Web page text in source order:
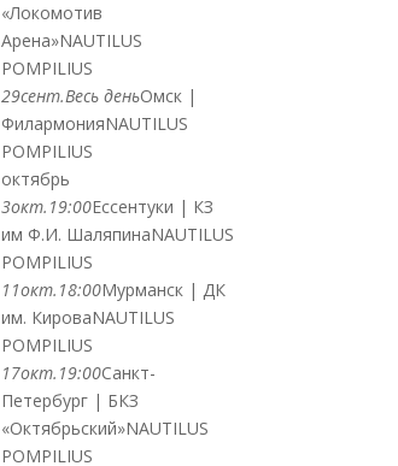
«Локомотив
Арена»NAUTILUS
POMPILIUS
29сент.Весь деньОмск |
ФилармонияNAUTILUS
POMPILIUS
октябрь
3окт. 19:00Ессентуки | КЗ
им Ф.И. ШаляпинаNAUTILUS
POMPILIUS
11окт. 18:00Мурманск | ДК
им. КироваNAUTILUS
POMPILIUS
17окт. 19:00Санкт-
Петербург | БКЗ
«Октябрьский»NAUTILUS
POMPILIUS